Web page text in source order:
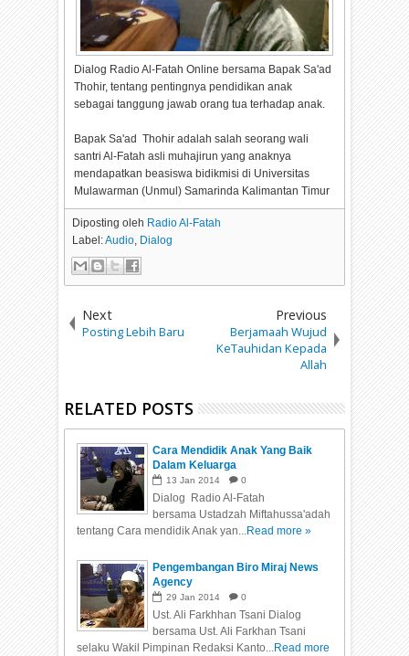
Dialog Radio Al-Fatah Online bersama Bapak Sa'ad
Thohir, tentang pentingnya pendidikan anak
sebagai tanggung jawab orang tua terhadap anak.
Bapak Sa'ad Thohir adalah salah seorang wali
santri Al-Fatah asli muhajirun yang anaknya
mendapatkan beasiswa bidikmisi di Universitas
Mulawarman (Unmul) Samarinda Kalimantan Timur
Diposting oleh Radio Al-Fatah
Label:Audio, Dialog
Next
Posting Lebih Baru
Previous
Berjamaah Wujud
KeTauhidan Kepada
Allah
RELATED POSTS
Cara Mendidik Anak Yang Baik
Dalam Keluarga
13 Jan 2014 0
Dialog Radio Al-Fatah
bersama Ustadzah Miftahussa'adah
tentang Cara mendidik Anak yan...Read more »
Pengembangan Biro Miraj News
Agency
29 Jan 2014 0
Ust. Ali Farkhhan Tsani Dialog
bersama Ust. Ali Farkhan Tsani
selaku Wakil Pimpinan Redaksi Kanto...Read more